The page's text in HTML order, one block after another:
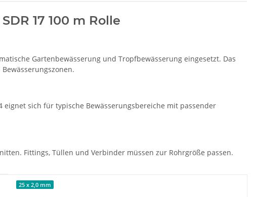
17 100 m Rolle
Gartenbewässerung und Tropfbewässerung eingesetzt. Das
sich für typische Bewässerungsbereiche mit passender
Fittings, Tüllen und Verbinder müssen zur Rohrgröße passen.
25 x 2,0 mm